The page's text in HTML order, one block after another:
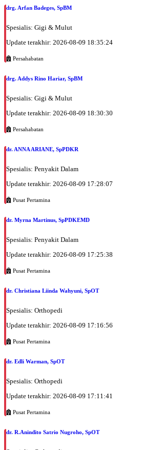
drg. Arfan Badeges, SpBM
Spesialis: Gigi & Mulut
Update terakhir: 2026-08-09 18:35:24
Persahabatan
drg. Addys Rino Hariar, SpBM
Spesialis: Gigi & Mulut
Update terakhir: 2026-08-09 18:30:30
Persahabatan
dr. ANNA ARIANE, SpPDKR
Spesialis: Penyakit Dalam
Update terakhir: 2026-08-09 17:28:07
Pusat Pertamina
dr. Myrna Martinus, SpPDKEMD
Spesialis: Penyakit Dalam
Update terakhir: 2026-08-09 17:25:38
Pusat Pertamina
dr. Christiana Liinda Wahyuni, SpOT
Spesialis: Orthopedi
Update terakhir: 2026-08-09 17:16:56
Pusat Pertamina
dr. Edli Warman, SpOT
Spesialis: Orthopedi
Update terakhir: 2026-08-09 17:11:41
Pusat Pertamina
dr. R.Anindito Satrio Nugroho, SpOT